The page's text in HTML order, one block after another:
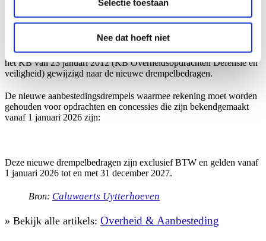
Selectie toestaan
Nee dat hoeft niet
In dit Ministerieel besluit werden de Europese
bekendmakingsdrempels zoals bepaald in de artikelen 11 van het
KB van 18 juni 2017 (KB Plaatsing speciale sectoren), artikel 4 van
het KB van 25 juni 2017 (KB Concessieovereenkomst) en 33 van
het KB van 23 januari 2012 (KB Overheidsopdrachten Defensie en
veiligheid) gewijzigd naar de nieuwe drempelbedragen.
De nieuwe aanbestedingsdrempels waarmee rekening moet worden
gehouden voor opdrachten en concessies die zijn bekendgemaakt
vanaf 1 januari 2026 zijn:
Deze nieuwe drempelbedragen zijn exclusief BTW en gelden vanaf
1 januari 2026 tot en met 31 december 2027.
Bron: Caluwaerts Uytterhoeven
» Bekijk alle artikels: Overheid & Aanbesteding